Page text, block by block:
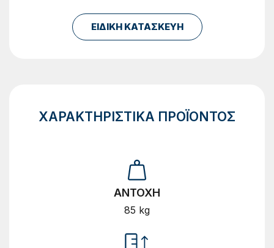
ΕΙΔΙΚΗ ΚΑΤΑΣΚΕΥΗ
ΧΑΡΑΚΤΗΡΙΣΤΙΚΑ ΠΡΟΪΟΝΤΟΣ
ΑΝΤΟΧΗ
85 kg